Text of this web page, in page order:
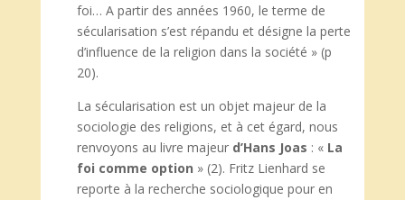
foi… A partir des années 1960, le terme de
sécularisation s’est répandu et désigne la perte
d’influence de la religion dans la société » (p
20).
La sécularisation est un objet majeur de la
sociologie des religions, et à cet égard, nous
renvoyons au livre majeur d’Hans Joas : « La
foi comme option » (2). Fritz Lienhard se
reporte à la recherche sociologique pour en